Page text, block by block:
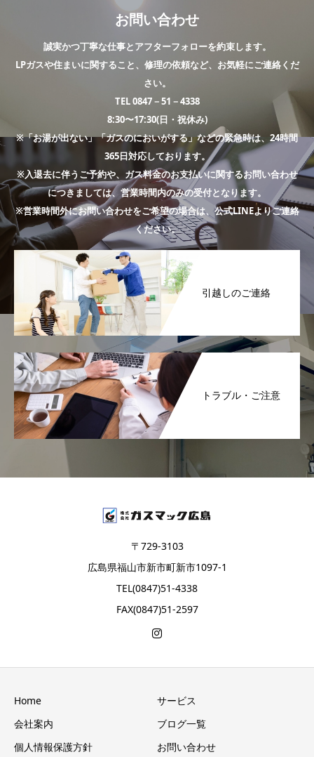
お問い合わせ
誠実かつ丁寧な仕事とアフターフォローを約束します。
LPガスや住まいに関すること、修理の依頼など、お気軽にご連絡くだ
さい。
TEL 0847－51－4338
8:30〜17:30(日・祝休み)
※「お湯が出ない」「ガスのにおいがする」などの緊急時は、24時間
365日対応しております。
※入退去に伴うご予約や、ガス料金のお支払いに関するお問い合わせ
につきましては、営業時間内のみの受付となります。
※営業時間外にお問い合わせをご希望の場合は、公式LINEよりご連絡
ください。
引越しのご連絡
トラブル・ご注意
〒729-3103
広島県福山市新市町新市1097-1
TEL(0847)51-4338
FAX(0847)51-2597
Home
サービス
会社案内
ブログ一覧
個人情報保護方針
お問い合わせ